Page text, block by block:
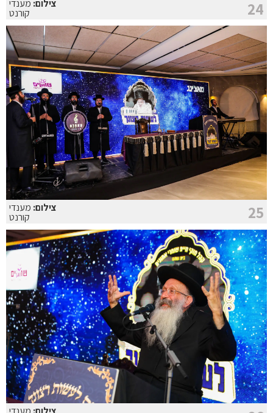
24 צילום: מענדי
קורנט
25 צילום: מענדי
קורנט